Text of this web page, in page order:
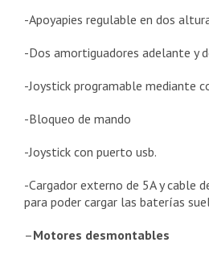
-Apoyapies regulable en dos
-Dos amortiguadores adelante y
-Joystick programable mediante
-Bloqueo de mando
-Joystick con puerto usb.
-Cargador externo de 5A y cable
para poder cargar las baterías
–Motores desmontables